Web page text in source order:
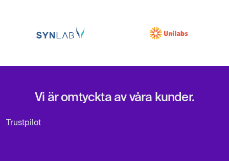
Vi är omtyckta av våra kunder.
Trustpilot